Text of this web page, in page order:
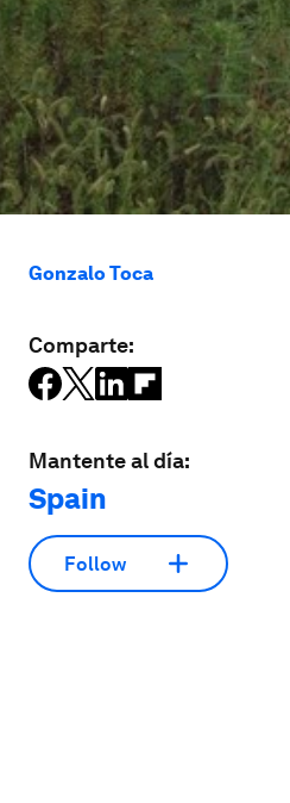
Gonzalo Toca
Comparte:
Mantente al día:
Spain
Follow